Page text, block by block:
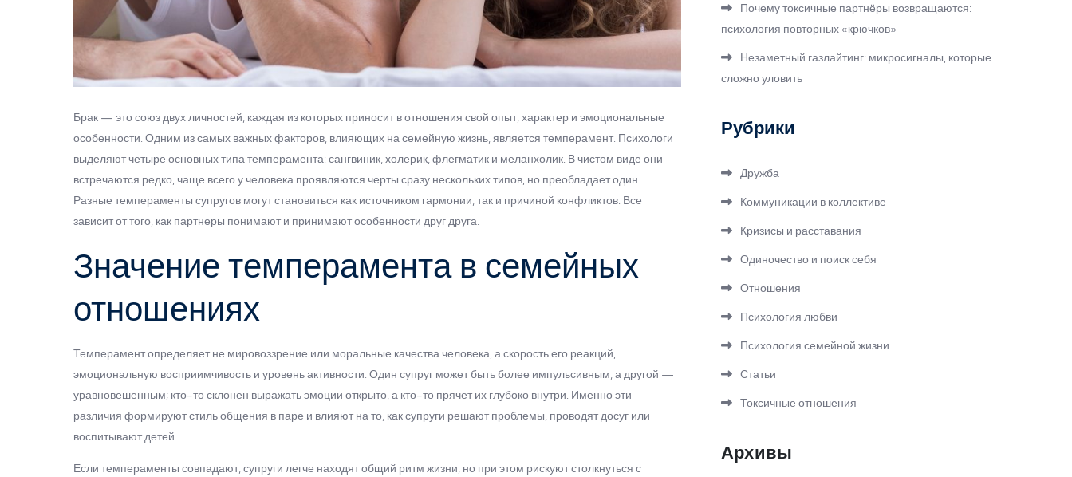
Брак — это союз двух личностей, каждая из которых приносит в отношения свой опыт, характер и эмоциональные
особенности. Одним из самых важных факторов, влияющих на семейную жизнь, является темперамент. Психологи
выделяют четыре основных типа темперамента: сангвиник, холерик, флегматик и меланхолик. В чистом виде они
встречаются редко, чаще всего у человека проявляются черты сразу нескольких типов, но преобладает один.
Разные темпераменты супругов могут становиться как источником гармонии, так и причиной конфликтов. Все
зависит от того, как партнеры понимают и принимают особенности друг друга.
Значение темперамента в семейных
отношениях
Темперамент определяет не мировоззрение или моральные качества человека, а скорость его реакций,
эмоциональную восприимчивость и уровень активности. Один супруг может быть более импульсивным, а другой —
уравновешенным; кто-то склонен выражать эмоции открыто, а кто-то прячет их глубоко внутри. Именно эти
различия формируют стиль общения в паре и влияют на то, как супруги решают проблемы, проводят досуг или
воспитывают детей.
Если темпераменты совпадают, супруги легче находят общий ритм жизни, но при этом рискуют столкнуться с
Почему токсичные партнёры возвращаются:
психология повторных «крючков»
Незаметный газлайтинг: микросигналы, которые
сложно уловить
Рубрики
Дружба
Коммуникации в коллективе
Кризисы и расставания
Одиночество и поиск себя
Отношения
Психология любви
Психология семейной жизни
Статьи
Токсичные отношения
Архивы